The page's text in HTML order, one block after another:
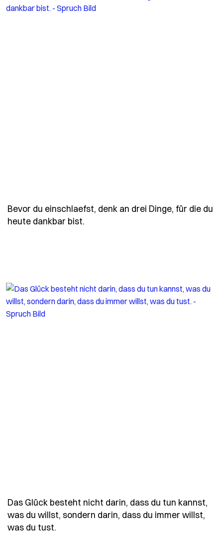
Bevor du einschlaefst, denk an drei Dinge, für die du
heute dankbar bist.
Das Glück besteht nicht darin, dass du tun kannst,
was du willst, sondern darin, dass du immer willst,
was du tust.